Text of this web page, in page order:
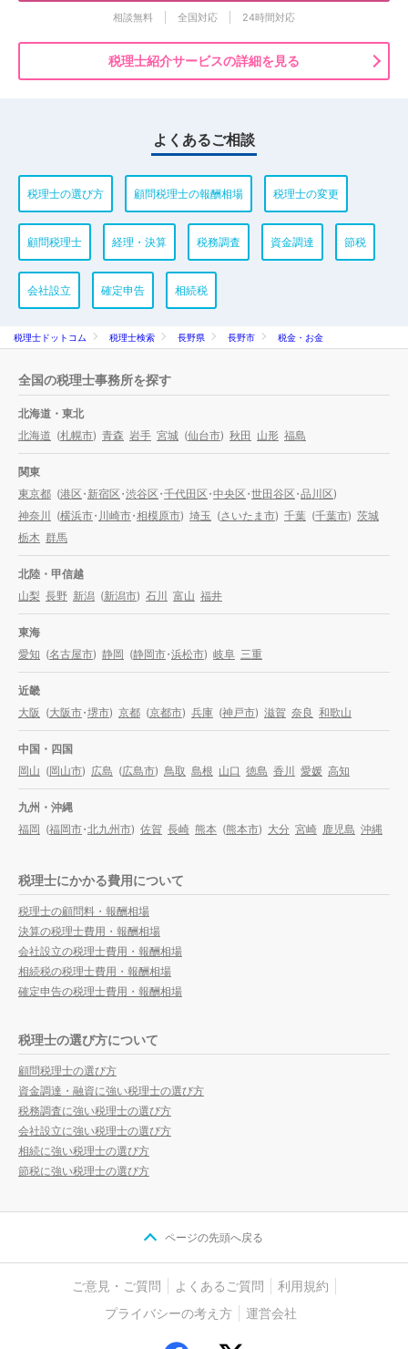
相談無料 全国対応 24時間対応
税理士紹介サービスの詳細を見る
よくあるご相談
税理士の選び方 顧問税理士の報酬相場 税理士の変更
顧問税理士 経理・決算 税務調査 資金調達 節税
会社設立 確定申告 相続税
税理士ドットコム 税理士検索 長野県 長野市 税金・お金
全国の税理士事務所を探す
北海道・東北
北海道 (札幌市) 青森 岩手 宮城 (仙台市) 秋田 山形 福島
関東
東京都 (港区・新宿区・渋谷区・千代田区・中央区・世田谷区・品川区)
神奈川
(横浜市・ 川崎市・相模原市) 埼玉 (さいたま市) 千葉 (千葉市) 茨城
栃木 群馬
北陸・甲信越
山梨 長野 新潟 (新潟市) 石川 富山 福井
東海
愛知 (名古屋市) 静岡 (静岡市・浜松市) 岐阜 三重
近畿
大阪 (大阪市・堺市) 京都 (京都市) 兵庫 (神戸市) 滋賀 奈良 和歌山
中国・四国
岡山 (岡山市) 広島 (広島市) 鳥取 島根 山口 徳島 香川 愛媛 高知
九州・沖縄
福岡 (福岡市・北九州市) 佐賀 長崎 熊本 (熊本市) 大分 宮崎 鹿児島 沖縄
税理士にかかる費用について
税理士の顧問料・報酬相場
決算の税理士費用・報酬相場
会社設立の税理士費用・報酬相場
相続税の税理士費用・報酬相場
確定申告の税理士費用・報酬相場
税理士の選び方について
顧問税理士の選び方
資金調達・融資に強い税理士の選び方
税務調査に強い税理士の選び方
会社設立に強い税理士の選び方
相続に強い税理士の選び方
節税に強い税理士の選び方
ページの先頭へ戻る
ご意見・ご質問 よくあるご質問
利用規約
プライバシーの考え方
運営会社